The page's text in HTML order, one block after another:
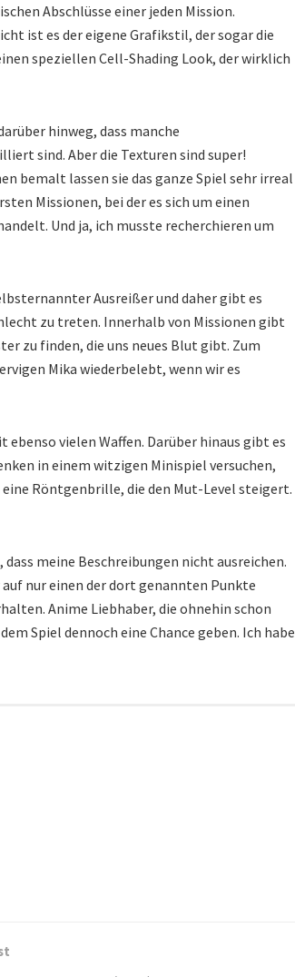
Abschlüsse einer jeden Mission.
ist es der eigene Grafikstil, der sogar die
speziellen Cell-Shading Look, der wirklich
hinweg, dass manche
sind. Aber die Texturen sind super!
bemalt lassen sie das ganze Spiel sehr irreal
Missionen, bei der es sich um einen
Und ja, ich musste recherchieren um
Ausreißer und daher gibt es
zu treten. Innerhalb von Missionen gibt
zu finden, die uns neues Blut gibt. Zum
Mika wiederbelebt, wenn wir es
vielen Waffen. Darüber hinaus gibt es
in einem witzigen Minispiel versuchen,
Röntgenbrille, die den Mut-Level steigert.
meine Beschreibungen nicht ausreichen.
auf nur einen der dort genannten Punkte
Anime Liebhaber, die ohnehin schon
Spiel dennoch eine Chance geben. Ich habe